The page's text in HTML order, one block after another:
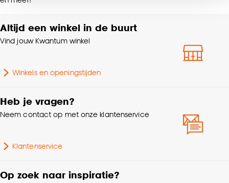
noodzakelijke cookies te accepteren. Je kunt er ook
accepteren door op ‘Cookies aanpassen’ te
klikken.
Goed om te weten is dat je deze keuze altijd nog
kan aanpassen, bekijk hiervoor onze
Wasvoorschriften
Gewicht gram per m2
Altijd een winkel in de buurt
Vind jouw Kwantum winkel
Winkels en openingstijden
Heb je vragen?
Neem contact op met onze klantenservice
Klantenservice
Op zoek naar inspiratie?